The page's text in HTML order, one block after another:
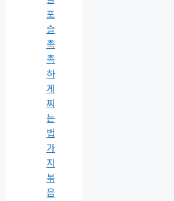
포
슬
촉
촉
하
게
찌
는
법
가
지
볶
음